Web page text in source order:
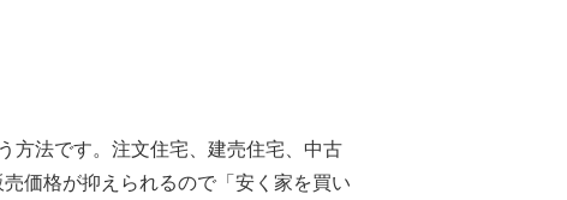
方法です。注文住宅、建売住宅、中古
価格が抑えられるので「安く家を買い